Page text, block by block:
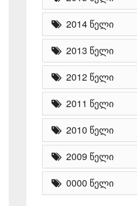
2014 წელი
2013 წელი
2012 წელი
2011 წელი
2010 წელი
2009 წელი
0000 წელი